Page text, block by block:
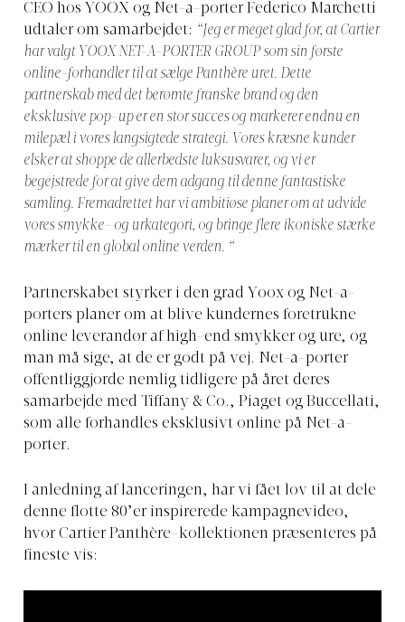
CEO hos YOOX og Net-a-porter Federico Marchetti
udtaler om samarbejdet: “Jeg er meget glad for, at Cartier
har valgt YOOX NET-A-PORTER GROUP som sin første
online-forhandler til at sælge Panthère uret. Dette
partnerskab med det berømte franske brand og den
eksklusive pop-up er en stor succes og markerer endnu en
milepæl i vores langsigtede strategi. Vores kræsne kunder
elsker at shoppe de allerbedste luksusvarer, og vi er
begejstrede for at give dem adgang til denne fantastiske
samling. Fremadrettet har vi ambitiøse planer om at udvide
vores smykke- og urkategori, og bringe flere ikoniske stærke
mærker til en global online verden. “
Partnerskabet styrker i den grad Yoox og Net-a-
porters planer om at blive kundernes foretrukne
online leverandør af high-end smykker og ure, og
man må sige, at de er godt på vej. Net-a-porter
offentliggjorde nemlig tidligere på året deres
samarbejde med Tiffany & Co., Piaget og Buccellati,
som alle forhandles eksklusivt online på Net-a-
porter.
I anledning af lanceringen, har vi fået lov til at dele
denne flotte 80’er inspirerede kampagnevideo,
hvor Cartier Panthère-kollektionen præsenteres på
fineste vis: